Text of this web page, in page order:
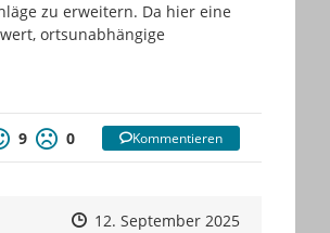
zu erweitern. Da hier eine
ortsunabhängige
9 0 Kommentieren
Zeitpunkt des Erstellens
Zeitpunkt des Erstellens
12. September 2025Zur